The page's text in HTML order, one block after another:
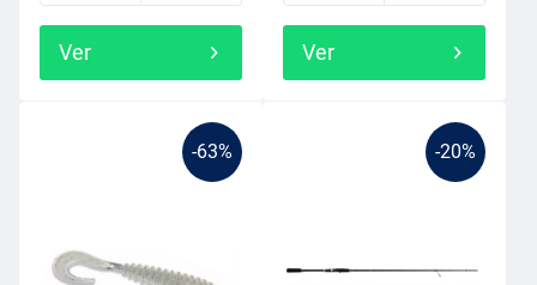
Ver Ver
-63% -20%